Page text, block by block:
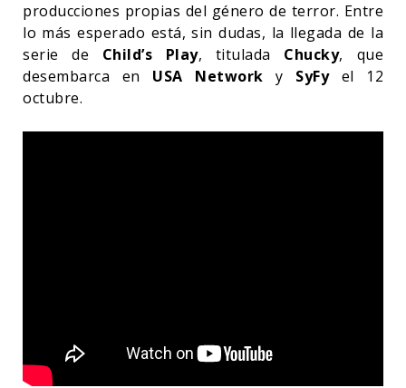
producciones propias del género de terror. Entre
lo más esperado está, sin dudas, la llegada de la
serie de Child’s Play, titulada Chucky, que
desembarca en USA Network y SyFyel 12
octubre.